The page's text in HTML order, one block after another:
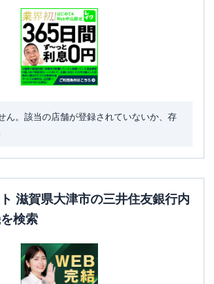
ん。該当の店舗が登録されていないか、存
滋賀県大津市の三井住友銀行内
検索